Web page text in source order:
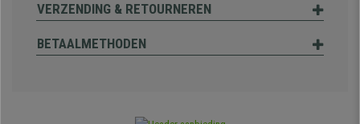
VERZENDING & RETOURNEREN
BETAALMETHODEN